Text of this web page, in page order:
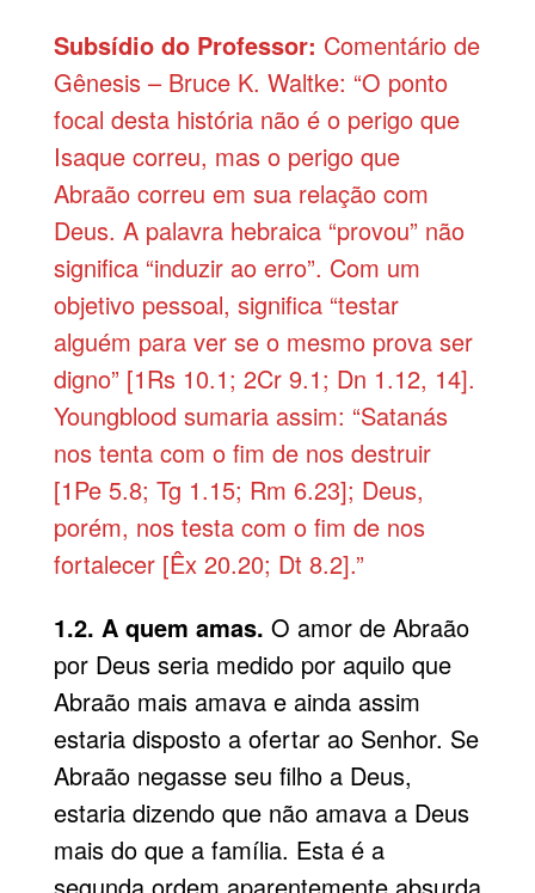
Subsídio do Professor: Comentário de
Gênesis – Bruce K. Waltke: “O ponto
focal desta história não é o perigo que
Isaque correu, mas o perigo que
Abraão correu em sua relação com
Deus. A palavra hebraica “provou” não
significa “induzir ao erro”. Com um
objetivo pessoal, significa “testar
alguém para ver se o mesmo prova ser
digno” [1Rs 10.1; 2Cr 9.1; Dn 1.12, 14].
Youngblood sumaria assim: “Satanás
nos tenta com o fim de nos destruir
[1Pe 5.8; Tg 1.15; Rm 6.23]; Deus,
porém, nos testa com o fim de nos
fortalecer [Êx 20.20; Dt 8.2].”
1.2. A quem amas. O amor de Abraão
por Deus seria medido por aquilo que
Abraão mais amava e ainda assim
estaria disposto a ofertar ao Senhor. Se
Abraão negasse seu filho a Deus,
estaria dizendo que não amava a Deus
mais do que a família. Esta é a